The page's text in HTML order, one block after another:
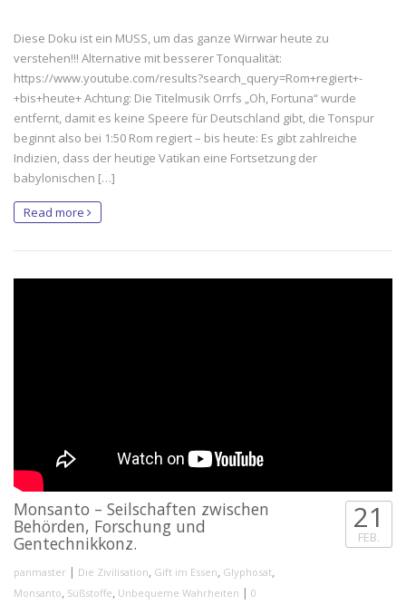
Diese Doku ist ein MUSS, um das ganze Wirrwar heute zu
verstehen!!! Alternative mit besserer Tonqualität:
https://www.youtube.com/results?search_query=Rom+regiert+-
+bis+heute+ Achtung: Die Titelmusik Orrfs „Oh, Fortuna“ wurde
entfernt, damit es keine Speere für Deutschland gibt, die Tonspur
beginnt also bei 1:50 Rom regiert – bis heute: Es gibt zahlreiche
Indizien, dass der heutige Vatikan eine Fortsetzung der
babylonischen […]
Read more
Monsanto – Seilschaften zwischen
Behörden, Forschung und
Gentechnikkonz.
panmaster | Die Zivilisation, Gift im Essen, Glyphosat,
Monsanto, Süßstoffe, Unbequeme Wahrheiten | 0
21
FEB.